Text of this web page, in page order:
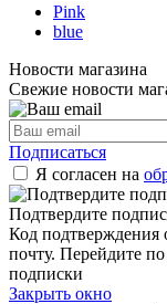
Pink
blue
Новости магазина
Свежие новости
Подписаться
Я согласен на
Подтвердите
Код подтверждения
почту. Перейдите
подписки
Закрыть окно